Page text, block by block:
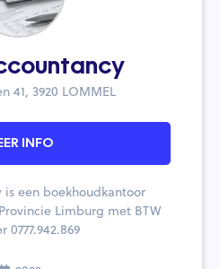
41, 3920 LOMMEL
INFO
is een boekhoudkantoor
Limburg met BTW
0777.942.869